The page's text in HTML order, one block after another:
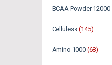
BCAA Powder 12000
Celluless (145)
Amino 1000 (68)